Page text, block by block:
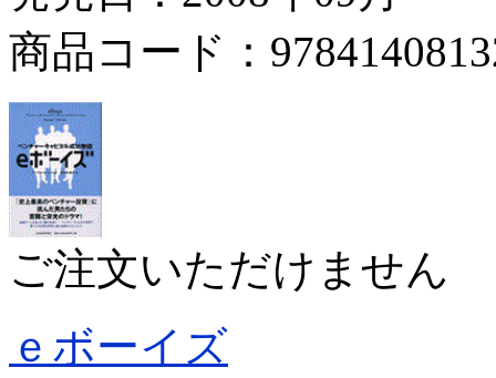
商品コード：
ご注文いただけません
ｅボーイズ